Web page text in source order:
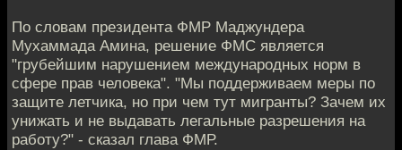
По словам президента ФМР Маджундера
Мухаммада Амина, решение ФМС является
"грубейшим нарушением международных норм в
сфере прав человека". "Мы поддерживаем меры по
защите летчика, но при чем тут мигранты? Зачем их
унижать и не выдавать легальные разрешения на
работу?" - сказал глава ФМР.